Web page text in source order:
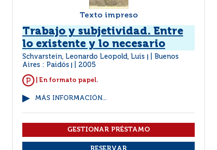
Texto impreso
Trabajo y subjetividad. Entre
lo existente y lo necesario
Schvarstein, Leonardo Leopold, Luis
Buenos
Aires : Paidós
2005
| En formato papel.
MÁS INFORMACIÓN...